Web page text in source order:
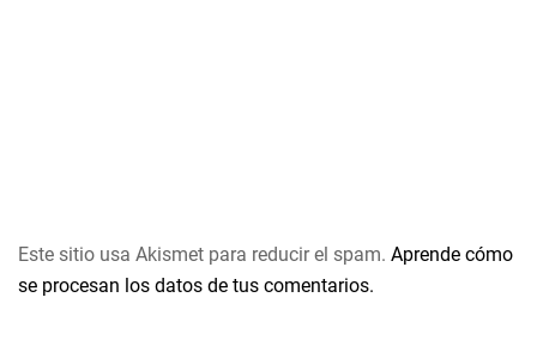
Este sitio usa Akismet para reducir el spam. Aprende cómo
se procesan los datos de tus comentarios.